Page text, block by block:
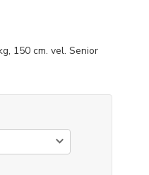
150 cm. vel. Senior